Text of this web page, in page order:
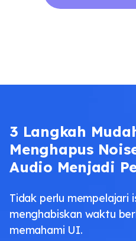
3 Langkah
Menghapus
Audio Menjadi
Tidak perlu mempelajari
menghabiskan waktu
memahami UI.